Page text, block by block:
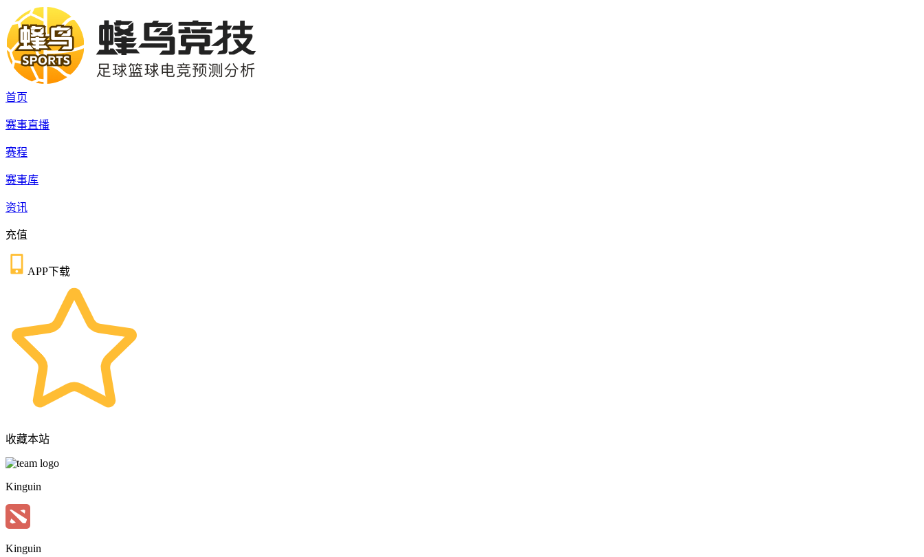
首页
赛事直播
赛程
赛事库
资讯
充值
APP下载
收藏本站
Kinguin
Kinguin